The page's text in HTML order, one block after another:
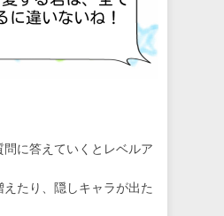
に答えていくとレベルア
たり、隠しキャラが出た